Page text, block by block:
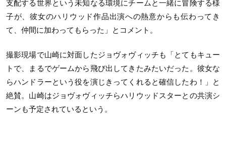
支配する世界という未知なる環境にチームと一緒に冒険する様
子が、彼女のハリウッド作品出演への熱意からも伝わってき
て、仲間に加わってもらった」とコメント。
撮影現場で山崎に対面したジョヴォヴィッチも「とてもキュー
トで、まるでゲームから飛び出してきたみたいだった。彼女な
らハンドラーという役を演じきってくれると確信したわ！」と
絶賛。山崎はジョヴォヴィッチらハリウッドスターとの共演シ
ーンも予定されているという。